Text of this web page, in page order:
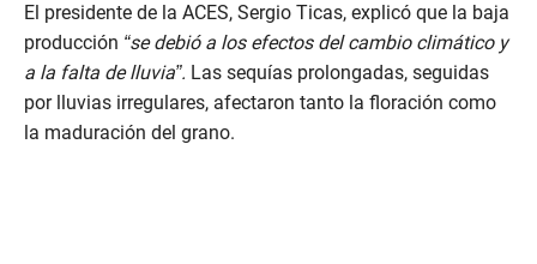
El presidente de la ACES, Sergio Ticas, explicó que la baja
producción “se debió a los efectos del cambio climático y
a la falta de lluvia”. Las sequías prolongadas, seguidas
por lluvias irregulares, afectaron tanto la floración como
la maduración del grano.